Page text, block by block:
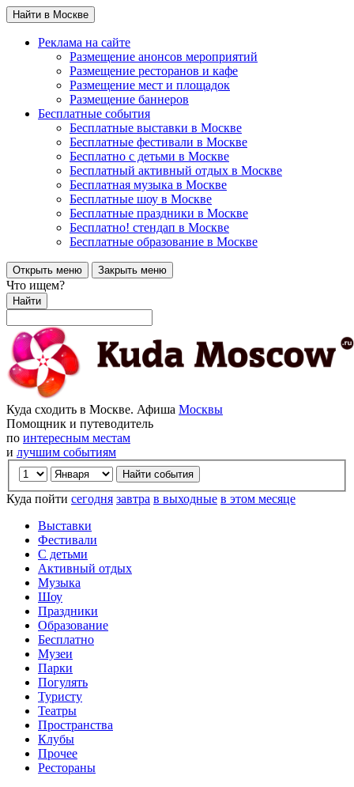
Найти в Москве
Реклама на сайте
Размещение анонсов мероприятий
Размещение ресторанов и кафе
Размещение мест и площадок
Размещение баннеров
Бесплатные события
Бесплатные выставки в Москве
Бесплатные фестивали в Москве
Бесплатно с детьми в Москве
Бесплатный активный отдых в Москве
Бесплатная музыка в Москве
Бесплатные шоу в Москве
Бесплатные праздники в Москве
Бесплатно! стендап в Москве
Бесплатные образование в Москве
Открыть меню Закрыть меню
Что ищем?
Найти
Куда сходить в Москве. Афиша Москвы
Помощник и путеводитель
по интересным местам
и лучшим событиям
Куда пойти сегодня завтра в выходные в этом месяце
Выставки
Фестивали
С детьми
Активный отдых
Музыка
Шоу
Праздники
Образование
Бесплатно
Музеи
Парки
Погулять
Туристу
Театры
Пространства
Клубы
Прочее
Рестораны